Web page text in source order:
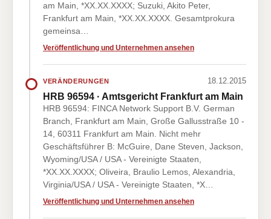
am Main, *XX.XX.XXXX; Suzuki, Akito Peter,
Frankfurt am Main, *XX.XX.XXXX. Gesamtprokura
gemeinsa…
Veröffentlichung und Unternehmen ansehen
VERÄNDERUNGEN 18.12.2015
HRB 96594 · Amtsgericht Frankfurt am Main
HRB 96594: FINCA Network Support B.V. German
Branch, Frankfurt am Main, Große Gallusstraße 10 -
14, 60311 Frankfurt am Main. Nicht mehr
Geschäftsführer B: McGuire, Dane Steven, Jackson,
Wyoming/USA / USA - Vereinigte Staaten,
*XX.XX.XXXX; Oliveira, Braulio Lemos, Alexandria,
Virginia/USA / USA - Vereinigte Staaten, *X…
Veröffentlichung und Unternehmen ansehen